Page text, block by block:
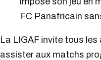
FC Panafricain
La LIGAF invite tous
assister aux matchs